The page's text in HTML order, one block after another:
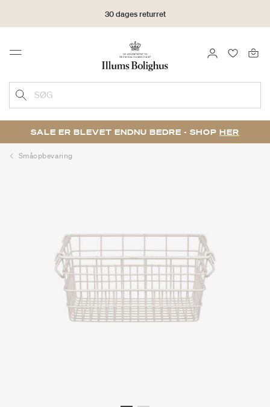
30 dages returret
Menu LOG IND
SØG
SALE ER BLEVET ENDNU BEDRE - SHOP HER
Småopbevaring